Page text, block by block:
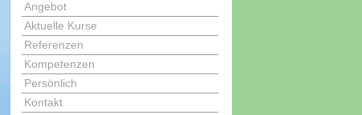
Angebot
Aktuelle Kurse
Referenzen
Kompetenzen
Persönlich
Kontakt